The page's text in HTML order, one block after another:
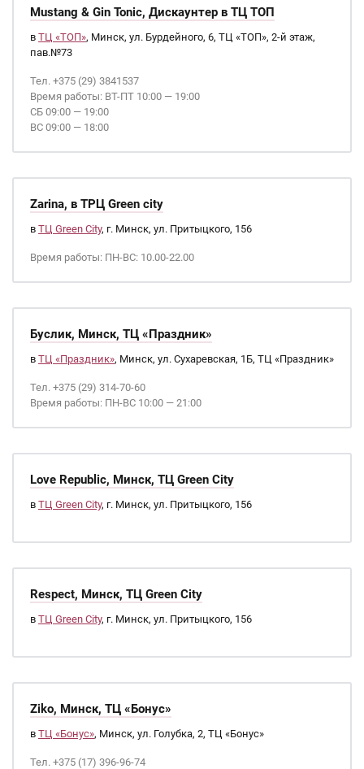
Mustang & Gin Tonic, Дискаунтер в ТЦ ТОП
в ТЦ «ТОП», Минск, ул. Бурдейного, 6, ТЦ «ТОП», 2-й этаж,
пав.№73
Тел. +375 (29) 3841537
Время работы: ВТ-ПТ 10:00 — 19:00
СБ 09:00 — 19:00
ВС 09:00 — 18:00
Zarina, в ТРЦ Green city
в ТЦ Green City, г. Минск, ул. Притыцкого, 156
Время работы: ПН-ВС: 10.00-22.00
Буслик, Минск, ТЦ «Праздник»
в ТЦ «Праздник», Минск, ул. Сухаревская, 1Б, ТЦ «Праздник»
Тел. +375 (29) 314-70-60
Время работы: ПН-ВС 10:00 — 21:00
Love Republic, Минск, ТЦ Green City
в ТЦ Green City, г. Минск, ул. Притыцкого, 156
Respect, Минск, ТЦ Green City
в ТЦ Green City, г. Минск, ул. Притыцкого, 156
Ziko, Минск, ТЦ «Бонус»
в ТЦ «Бонус», Минск, ул. Голубка, 2, ТЦ «Бонус»
Тел. +375 (17) 396-96-74